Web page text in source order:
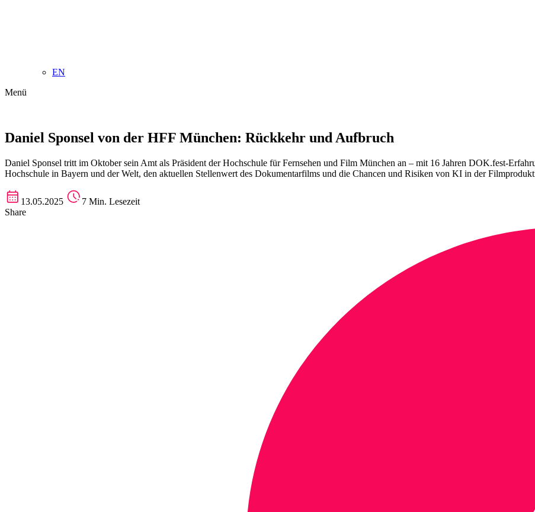
EN
Menü
Daniel Sponsel von der HFF München: Rückkehr und Aufbruch
Daniel Sponsel tritt im Oktober sein Amt als Präsident der Hochschule für Fernsehen und Film München an – mit 16 Jahren DOK.fest-
Hochschule in Bayern und der Welt, den aktuellen Stellenwert des Dokumentarfilms und die Chancen und Risiken von KI in der
13.05.2025
7 Min. Lesezeit
Share